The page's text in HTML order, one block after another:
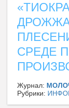
СРЕДЕ
Журнал:
Рубрики: